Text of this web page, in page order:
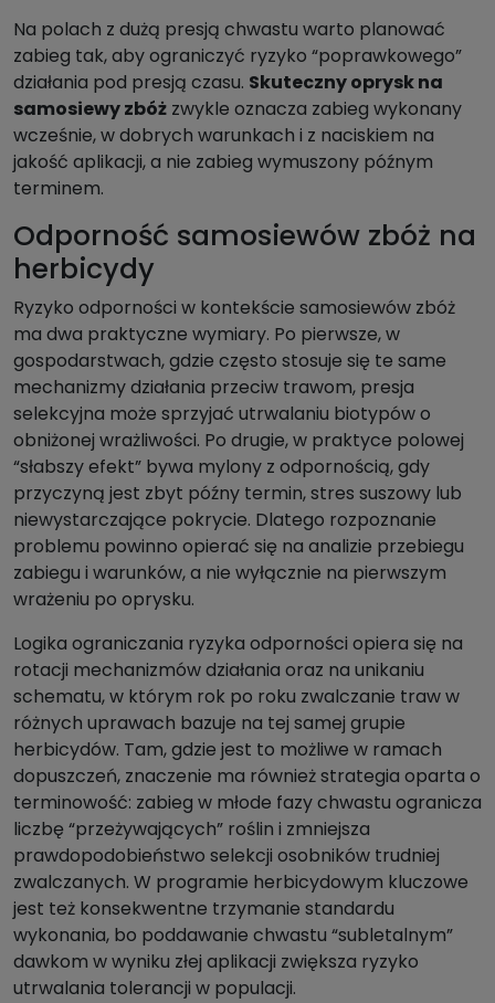
Na polach z dużą presją chwastu warto planować
zabieg tak, aby ograniczyć ryzyko “poprawkowego”
działania pod presją czasu. Skuteczny oprysk na
samosiewy zbóż zwykle oznacza zabieg wykonany
wcześnie, w dobrych warunkach i z naciskiem na
jakość aplikacji, a nie zabieg wymuszony późnym
terminem.
Odporność samosiewów zbóż na
herbicydy
Ryzyko odporności w kontekście samosiewów zbóż
ma dwa praktyczne wymiary. Po pierwsze, w
gospodarstwach, gdzie często stosuje się te same
mechanizmy działania przeciw trawom, presja
selekcyjna może sprzyjać utrwalaniu biotypów o
obniżonej wrażliwości. Po drugie, w praktyce polowej
“słabszy efekt” bywa mylony z odpornością, gdy
przyczyną jest zbyt późny termin, stres suszowy lub
niewystarczające pokrycie. Dlatego rozpoznanie
problemu powinno opierać się na analizie przebiegu
zabiegu i warunków, a nie wyłącznie na pierwszym
wrażeniu po oprysku.
Logika ograniczania ryzyka odporności opiera się na
rotacji mechanizmów działania oraz na unikaniu
schematu, w którym rok po roku zwalczanie traw w
różnych uprawach bazuje na tej samej grupie
herbicydów. Tam, gdzie jest to możliwe w ramach
dopuszczeń, znaczenie ma również strategia oparta o
terminowość: zabieg w młode fazy chwastu ogranicza
liczbę “przeżywających” roślin i zmniejsza
prawdopodobieństwo selekcji osobników trudniej
zwalczanych. W programie herbicydowym kluczowe
jest też konsekwentne trzymanie standardu
wykonania, bo poddawanie chwastu “subletalnym”
dawkom w wyniku złej aplikacji zwiększa ryzyko
utrwalania tolerancji w populacji.